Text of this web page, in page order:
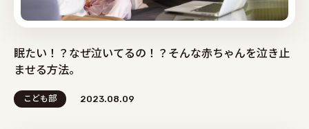
眠たい！？なぜ泣いてるの！？そんな赤ちゃんを泣き止
ませる方法。
こども部 2023.08.09